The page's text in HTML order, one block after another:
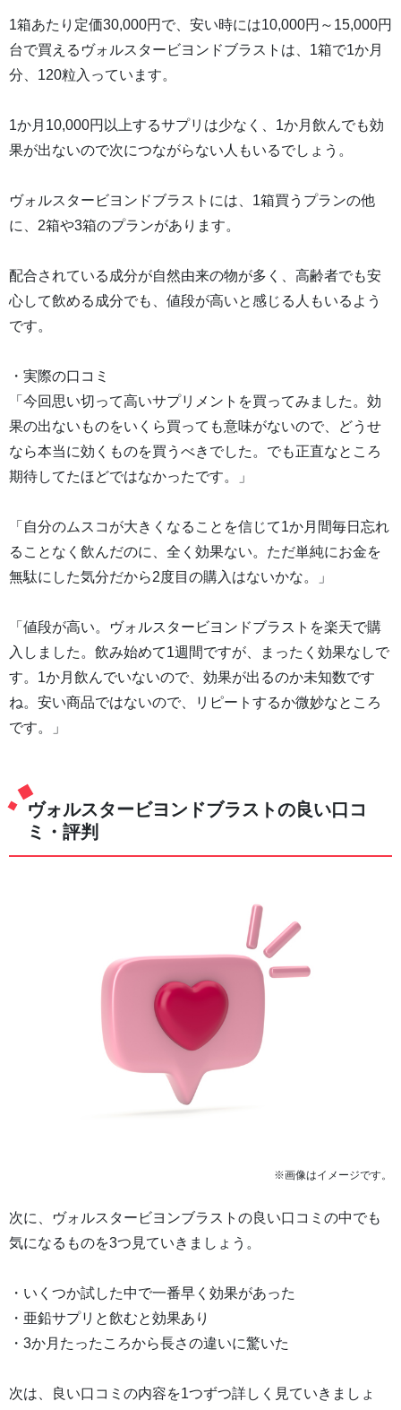
1箱あたり定価30,000円で、安い時には10,000円～15,000円
台で買えるヴォルスタービヨンドブラストは、1箱で1か月
分、120粒入っています。
1か月10,000円以上するサプリは少なく、1か月飲んでも効
果が出ないので次につながらない人もいるでしょう。
ヴォルスタービヨンドブラストには、1箱買うプランの他
に、2箱や3箱のプランがあります。
配合されている成分が自然由来の物が多く、高齢者でも安
心して飲める成分でも、値段が高いと感じる人もいるよう
です。
・実際の口コミ
「今回思い切って高いサプリメントを買ってみました。効
果の出ないものをいくら買っても意味がないので、どうせ
なら本当に効くものを買うべきでした。でも正直なところ
期待してたほどではなかったです。」
「自分のムスコが大きくなることを信じて1か月間毎日忘れ
ることなく飲んだのに、全く効果ない。ただ単純にお金を
無駄にした気分だから2度目の購入はないかな。」
「値段が高い。ヴォルスタービヨンドブラストを楽天で購
入しました。飲み始めて1週間ですが、まったく効果なしで
す。1か月飲んでいないので、効果が出るのか未知数です
ね。安い商品ではないので、リピートするか微妙なところ
です。」
ヴォルスタービヨンドブラストの良い口コ
ミ・評判
※画像はイメージです。
次に、ヴォルスタービヨンブラストの良い口コミの中でも
気になるものを3つ見ていきましょう。
・いくつか試した中で一番早く効果があった
・亜鉛サプリと飲むと効果あり
・3か月たったころから長さの違いに驚いた
次は、良い口コミの内容を1つずつ詳しく見ていきましょ